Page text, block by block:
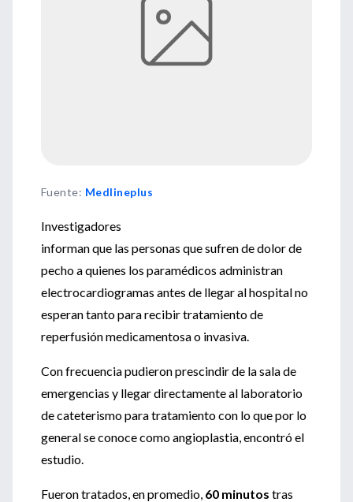
Fuente: Medlineplus
Investigadores
informan que las personas que sufren de dolor de
pecho a quienes los paramédicos administran
electrocardiogramas antes de llegar al hospital no
esperan tanto para recibir tratamiento de
reperfusión medicamentosa o invasiva.
Con frecuencia pudieron prescindir de la sala de
emergencias y llegar directamente al laboratorio
de cateterismo para tratamiento con lo que por lo
general se conoce como angioplastia, encontró el
estudio.
Fueron tratados, en promedio, 60 minutos tras